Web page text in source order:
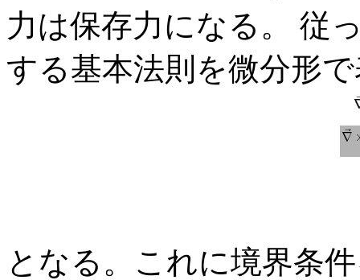
力は保存力になる。 従
する基本法則を微分形
となる。これに境界条